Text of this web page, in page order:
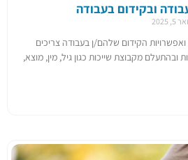
ובקידום בעבודה
2025
הקידום שלהם/ן בעבודה צריכים
ובהתעלם מקבוצת שייכות כגון גיל, מין, מוצא,